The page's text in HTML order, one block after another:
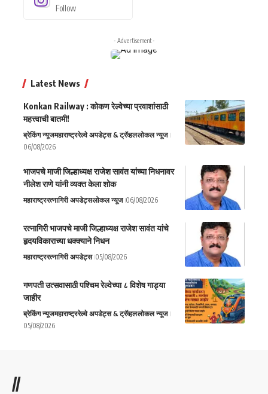
Follow
- Advertisement -
Latest News
Konkan Railway : कोकण रेल्वेच्या प्रवाशांसाठी
महत्त्वाची बातमी!
ब्रेकिंग न्यूजमहाराष्ट्ररेल्वे अपडेट्स & ट्रॅव्हललोकल न्यूज
06/08/2026
भाजपचे माजी जिल्हाध्यक्ष राजेश सावंत यांच्या निधनावर
नीलेश राणे यांनी व्यक्त केला शोक
महाराष्ट्ररत्नागिरी अपडेट्सलोकल न्यूज 06/08/2026
रत्नागिरी भाजपचे माजी जिल्हाध्यक्ष राजेश सावंत यांचे
हृदयविकाराच्या धक्क्याने निधन
महाराष्ट्ररत्नागिरी अपडेट्स 05/08/2026
गणपती उत्सवासाठी पश्चिम रेल्वेच्या ८ विशेष गाड्या
जाहीर
ब्रेकिंग न्यूजमहाराष्ट्ररेल्वे अपडेट्स & ट्रॅव्हललोकल न्यूज
05/08/2026
//